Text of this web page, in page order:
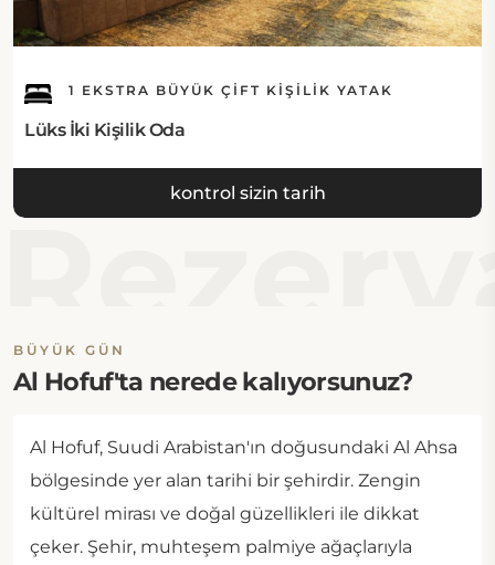
1 EKSTRA BÜYÜK ÇIFT KIŞILIK YATAK
Lüks İki Kişilik Oda
kontrol sizin tarih
BÜYÜK GÜN
Al Hofuf'ta nerede kalıyorsunuz?
Al Hofuf, Suudi Arabistan'ın doğusundaki Al Ahsa
bölgesinde yer alan tarihi bir şehirdir. Zengin
kültürel mirası ve doğal güzellikleri ile dikkat
çeker. Şehir, muhteşem palmiye ağaçlarıyla